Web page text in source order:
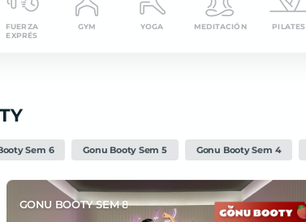
FUERZA
EXPRÉS
GYM YOGA MEDITACIÓN PILATES
Sem 6 Gonu Booty Sem 5 Gonu Booty Sem 4
GONU BOOTY SEM 8